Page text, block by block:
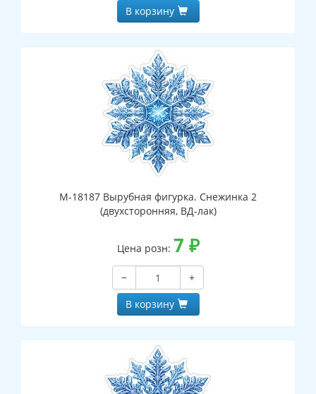
В корзину
М-18187 Вырубная фигурка. Снежинка 2
(двухсторонняя, ВД-лак)
Цена розн: 7 ₽
−
+
В корзину